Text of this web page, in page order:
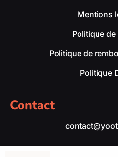
Mentions
Politique
Politique de
Politique
Contact